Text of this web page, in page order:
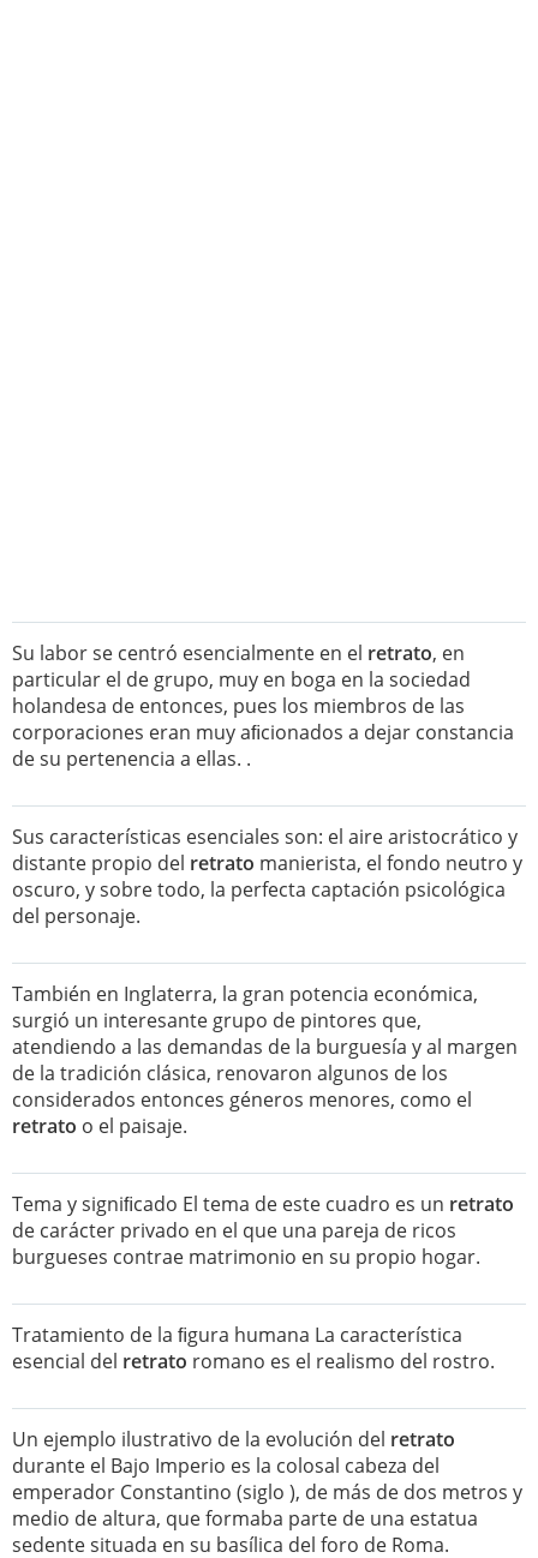
Su labor se centró esencialmente en el retrato, en
particular el de grupo, muy en boga en la sociedad
holandesa de entonces, pues los miembros de las
corporaciones eran muy aﬁcionados a dejar constancia
de su pertenencia a ellas. .
Sus características esenciales son: el aire aristocrático y
distante propio del retrato manierista, el fondo neutro y
oscuro, y sobre todo, la perfecta captación psicológica
del personaje.
También en Inglaterra, la gran potencia económica,
surgió un interesante grupo de pintores que,
atendiendo a las demandas de la burguesía y al margen
de la tradición clásica, renovaron algunos de los
considerados entonces géneros menores, como el
retrato o el paisaje.
Tema y signiﬁcado El tema de este cuadro es un retrato
de carácter privado en el que una pareja de ricos
burgueses contrae matrimonio en su propio hogar.
Tratamiento de la ﬁgura humana La característica
esencial del retrato romano es el realismo del rostro.
Un ejemplo ilustrativo de la evolución del retrato
durante el Bajo Imperio es la colosal cabeza del
emperador Constantino (siglo ), de más de dos metros y
medio de altura, que formaba parte de una estatua
sedente situada en su basílica del foro de Roma.